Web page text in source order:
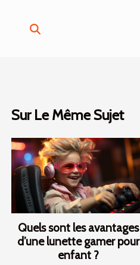
Sur Le Même Sujet
Quels sont les avantages
d’une lunette gamer pour
enfant ?